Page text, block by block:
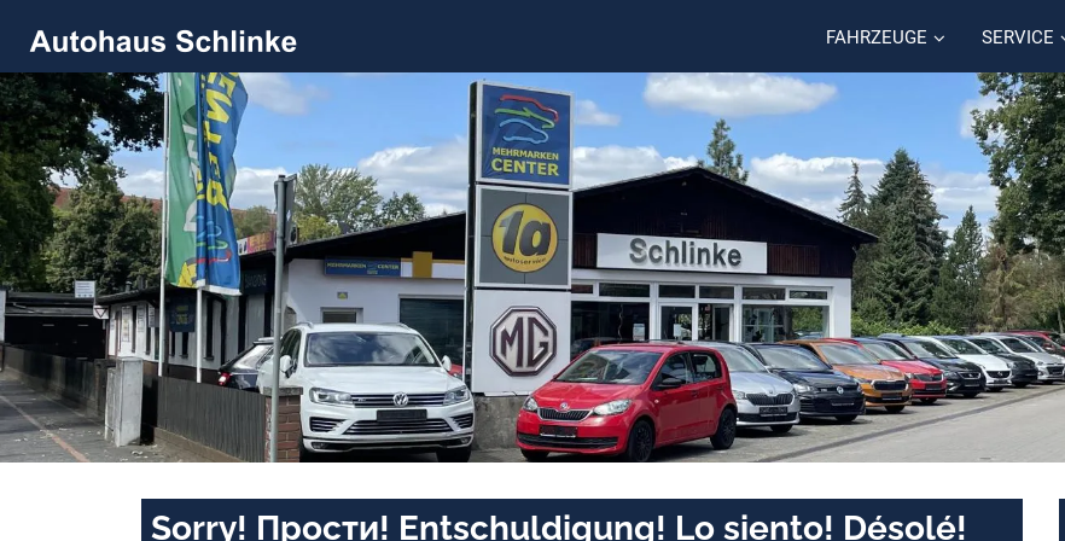
FAHRZEUGE SERVICE
Sorry! Прости! Entschuldigung! Lo siento! Désolé!